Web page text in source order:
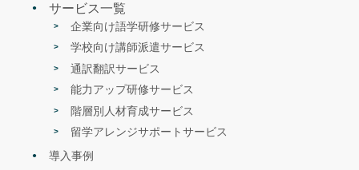
サービス一覧
企業向け語学研修サービス
学校向け講師派遣サービス
通訳翻訳サービス
能力アップ研修サービス
階層別人材育成サービス
留学アレンジサポートサービス
導入事例